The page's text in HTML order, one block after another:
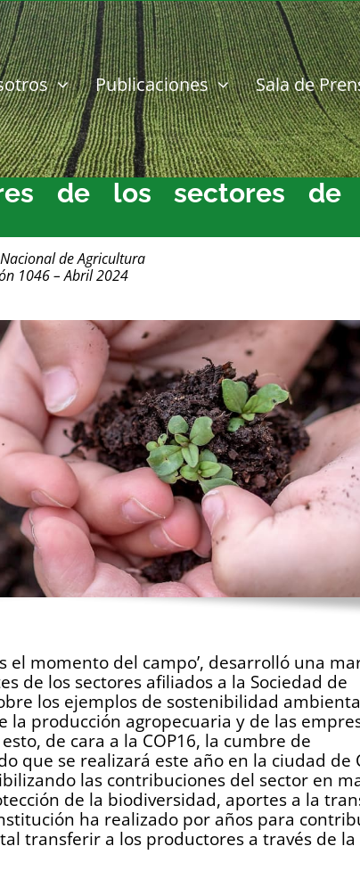
Publicaciones Sala de
de los sectores de
de Agricultura
1046 – Abril 2024
el momento del campo’, desarrolló una
de los sectores afiliados a la Sociedad de
los ejemplos de sostenibilidad
la producción agropecuaria y de las
de cara a la COP16, la cumbre de
que se realizará este año en la ciudad de
las contribuciones del sector en
de la biodiversidad, aportes a la
ha realizado por años para
transferir a los productores a través de la